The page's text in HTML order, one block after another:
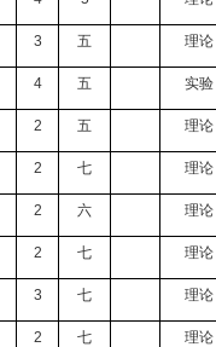
3 五 理论
4 五 实验
2 五 理论
2 七 理论
2 六 理论
2 七 理论
3 七 理论
2 七 理论